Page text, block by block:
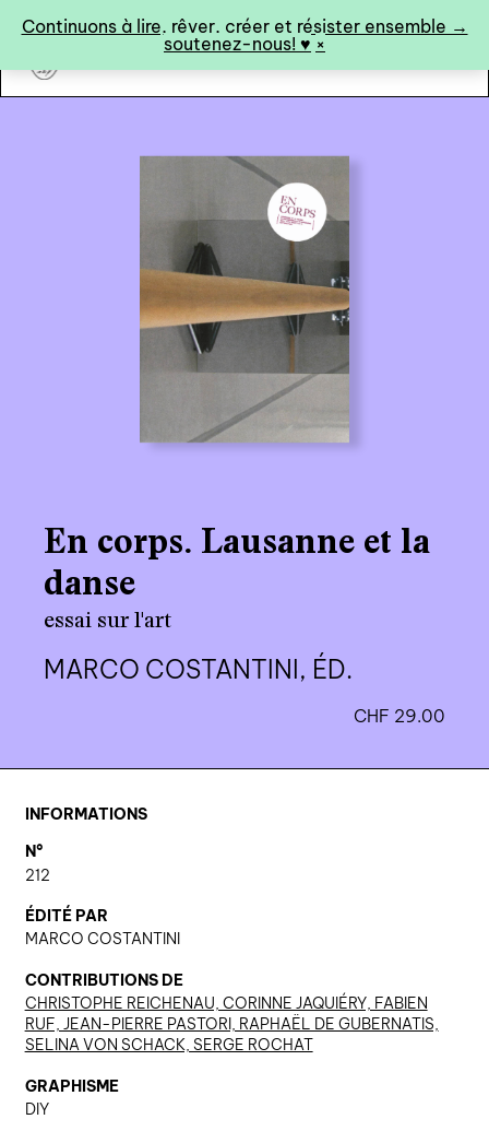
Continuons à lire, rêver, créer et résister ensemble →
soutenez-nous! ♥︎ ×
art&fiction
catalogue ↓
catalogue complet
à paraître
éditions de tête
programmes semestriels
artistes en résidence
lectures performées
qui sommes-nous? ↓
engagement durable
nous contacter ↓
En corps. Lausanne et la
danse
essai sur l'art
MARCO COSTANTINI, ÉD.
CHF 29.00
INFORMATIONS
N°
212
ÉDITÉ PAR
MARCO COSTANTINI
CONTRIBUTIONS DE
CHRISTOPHE REICHENAU, CORINNE JAQUIÉRY, FABIEN
RUF, JEAN-PIERRE PASTORI, RAPHAËL DE GUBERNATIS,
SELINA VON SCHACK, SERGE ROCHAT
GRAPHISME
DIY